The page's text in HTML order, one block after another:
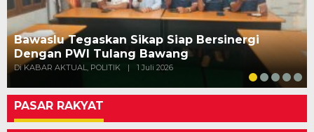
Bawaslu Tegaskan Sikap Siap Bersinergi
Dengan PWI Tulang Bawang
Di KABAR AKTUAL, POLITIK | 1 Juli 2026
PASAR RAKYAT